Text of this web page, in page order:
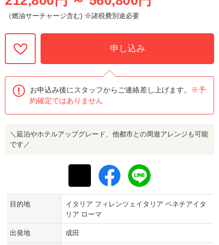
（燃油サーチャージ含む) ※諸税費別途必要
申し込み
お申込み後にスタッフからご連絡差し上げます。
※予
約確定ではありません
＼延泊やホテルアップグレード、他都市との周遊アレンジも可能
です／
目的地
イタリア フィレンツェイタリア ベネチアイタ
リア ローマ
出発地 成田